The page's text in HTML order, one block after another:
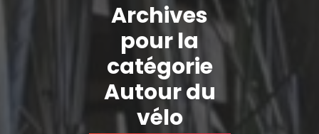
Archives
pour la
catégorie
Autour du
vélo